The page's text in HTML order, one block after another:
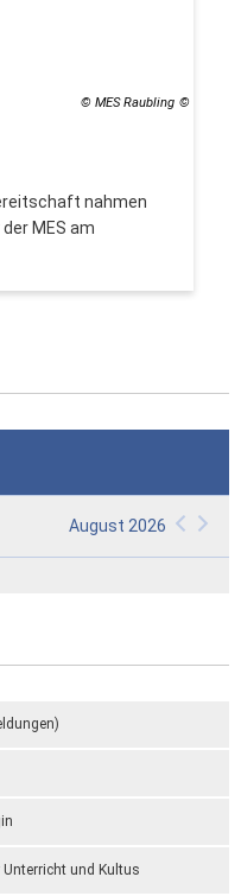
© MES Raubling
nahmen
MES am
August 2026
und Kultus